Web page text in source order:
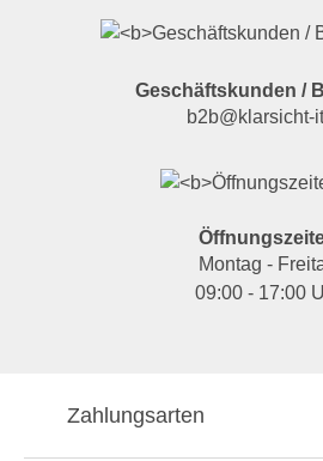
Geschäftskunden /
b2b@klarsicht-
Montag -
09:00 - 17:00
Zahlungsarten